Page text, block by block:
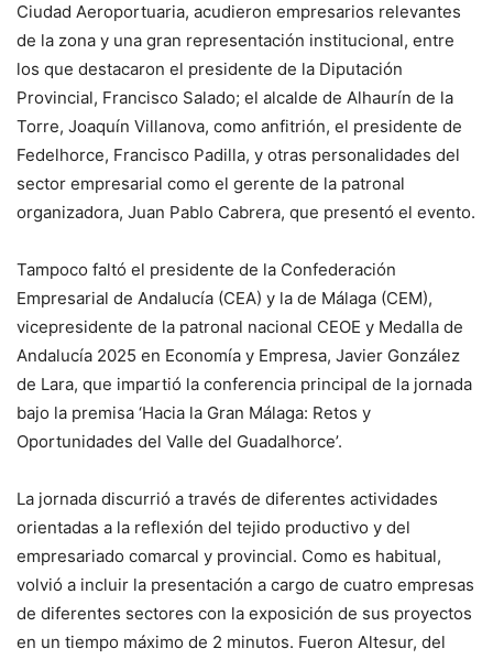
Ciudad Aeroportuaria, acudieron empresarios relevantes
de la zona y una gran representación institucional, entre
los que destacaron el presidente de la Diputación
Provincial, Francisco Salado; el alcalde de Alhaurín de la
Torre, Joaquín Villanova, como anfitrión, el presidente de
Fedelhorce, Francisco Padilla, y otras personalidades del
sector empresarial como el gerente de la patronal
organizadora, Juan Pablo Cabrera, que presentó el evento.
Tampoco faltó el presidente de la Confederación
Empresarial de Andalucía (CEA) y la de Málaga (CEM),
vicepresidente de la patronal nacional CEOE y Medalla de
Andalucía 2025 en Economía y Empresa, Javier González
de Lara, que impartió la conferencia principal de la jornada
bajo la premisa ‘Hacia la Gran Málaga: Retos y
Oportunidades del Valle del Guadalhorce’.
La jornada discurrió a través de diferentes actividades
orientadas a la reflexión del tejido productivo y del
empresariado comarcal y provincial. Como es habitual,
volvió a incluir la presentación a cargo de cuatro empresas
de diferentes sectores con la exposición de sus proyectos
en un tiempo máximo de 2 minutos. Fueron Altesur, del